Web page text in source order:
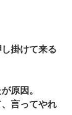
掛けて来る
原因。
言ってやれ